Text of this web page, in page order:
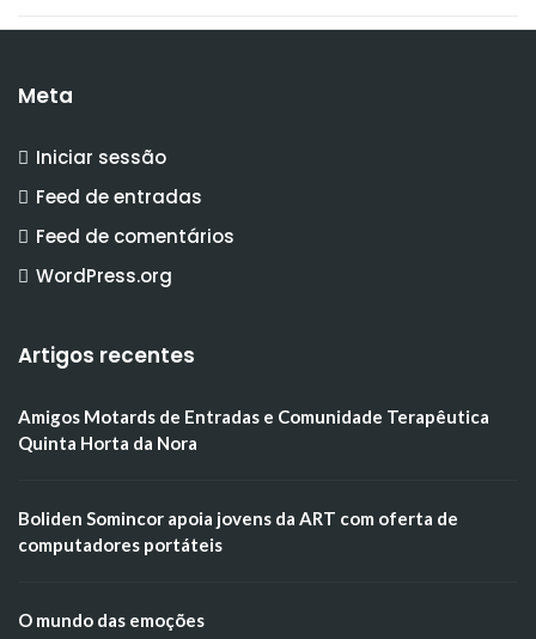
Meta
Iniciar sessão
Feed de entradas
Feed de comentários
WordPress.org
Artigos recentes
Amigos Motards de Entradas e Comunidade Terapêutica
Quinta Horta da Nora
Boliden Somincor apoia jovens da ART com oferta de
computadores portáteis
O mundo das emoções